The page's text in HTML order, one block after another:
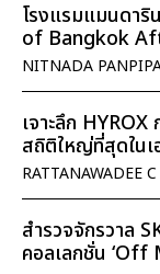
โรงแรมแมนดาริ
of Bangkok
NITNADA
เจาะลึก
สถิติใหญ่ที่สุดใน
RATTANAWADEE C
สำรวจจักรวาล
คอลเลกชั่น ‘Off